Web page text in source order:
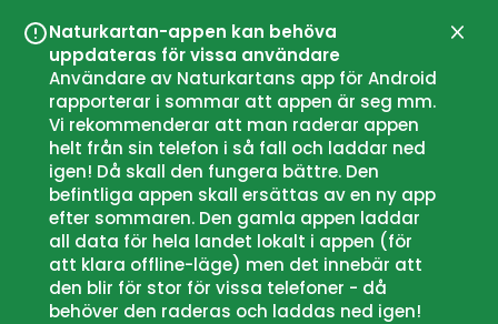
Naturkartan-appen kan behöva
uppdateras för vissa användare
Användare av Naturkartans app för Android
rapporterar i sommar att appen är seg mm.
Vi rekommenderar att man raderar appen
helt från sin telefon i så fall och laddar ned
igen! Då skall den fungera bättre. Den
befintliga appen skall ersättas av en ny app
efter sommaren. Den gamla appen laddar
all data för hela landet lokalt i appen (för
att klara offline-läge) men det innebär att
den blir för stor för vissa telefoner - då
behöver den raderas och laddas ned igen!